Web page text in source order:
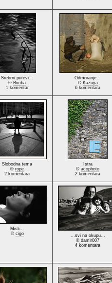
Srebrni putevi...
© Bimba
1 komentar
Odmoranje...
© Kazuya
6 komentara
Slobodna tema
© rope
2 komentara
Istra
© acophoto
2 komentara
Misli...
© cigo
...svi na okupu...
© damir007
4 komentara